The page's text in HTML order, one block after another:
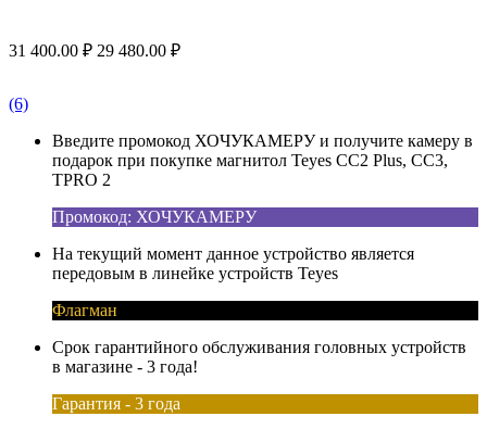
31 400.00 ₽ 29 480.00 ₽
(6)
Введите промокод ХОЧУКАМЕРУ и получите камеру в
подарок при покупке магнитол Teyes CC2 Plus, CC3,
TPRO 2
Промокод: ХОЧУКАМЕРУ
На текущий момент данное устройство является
передовым в линейке устройств Teyes
Флагман
Срок гарантийного обслуживания головных устройств
в магазине - 3 года!
Гарантия - 3 года